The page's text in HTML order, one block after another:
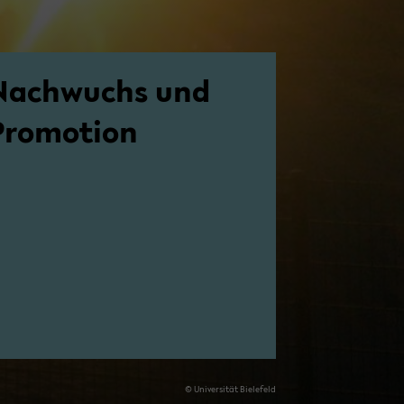
und
© Uni­ver­si­tät Bie­le­feld